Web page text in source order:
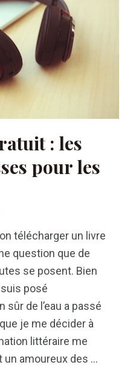
: les
pour les
télécharger un livre
question que de
se posent. Bien
posé
de l’eau a passé
je me décider à
littéraire me
un amoureux des …